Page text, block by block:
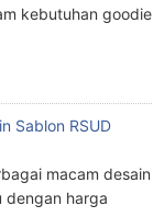
kebutuhan goodie
Sablon RSUD
macam desain
dengan harga